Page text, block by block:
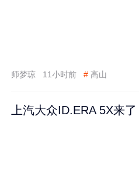
师梦琼 11小时前 # 高山
上汽大众ID.ERA 5X来